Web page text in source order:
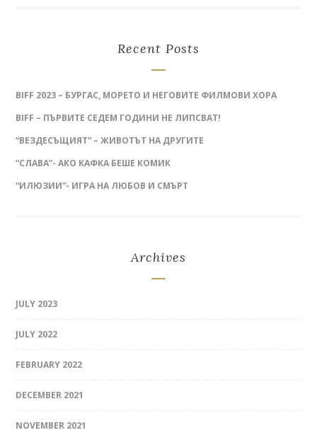
Recent Posts
BIFF 2023 – БУРГАС, МОРЕТО И НЕГОВИТЕ ФИЛМОВИ ХОРА
BIFF – ПЪРВИТЕ СЕДЕМ ГОДИНИ НЕ ЛИПСВАТ!
“ВЕЗДЕСЪЩИЯТ” – ЖИВОТЪТ НА ДРУГИТЕ
“СЛАВА”- АКО КАФКА БЕШЕ КОМИК
“ИЛЮЗИИ”- ИГРА НА ЛЮБОВ И СМЪРТ
Archives
JULY 2023
JULY 2022
FEBRUARY 2022
DECEMBER 2021
NOVEMBER 2021